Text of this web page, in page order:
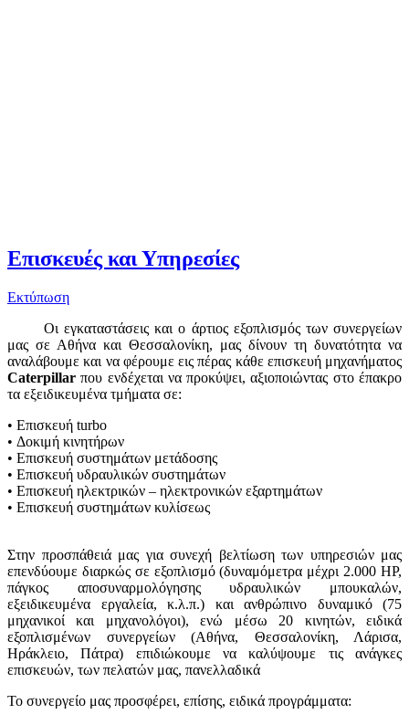
Επισκευές και Υπηρεσίες
Εκτύπωση
Οι εγκαταστάσεις και ο άρτιος εξοπλισμός των συνεργείων
μας σε Αθήνα και Θεσσαλονίκη, μας δίνουν τη δυνατότητα να
αναλάβουμε και να φέρουμε εις πέρας κάθε επισκευή μηχανήματος
Caterpillar που ενδέχεται να προκύψει, αξιοποιώντας στο έπακρο
τα εξειδικευμένα τμήματα σε:
• Επισκευή turbo
• Δοκιμή κινητήρων
• Επισκευή συστημάτων μετάδοσης
• Επισκευή υδραυλικών συστημάτων
• Επισκευή ηλεκτρικών – ηλεκτρονικών εξαρτημάτων
• Επισκευή συστημάτων κυλίσεως
Στην προσπάθειά μας για συνεχή βελτίωση των υπηρεσιών μας
επενδύουμε διαρκώς σε εξοπλισμό (δυναμόμετρα μέχρι 2.000 HP,
πάγκος αποσυναρμολόγησης υδραυλικών μπουκαλών,
εξειδικευμένα εργαλεία, κ.λ.π.) και ανθρώπινο δυναμικό (75
μηχανικοί και μηχανολόγοι), ενώ μέσω 20 κινητών, ειδικά
εξοπλισμένων συνεργείων (Αθήνα, Θεσσαλονίκη, Λάρισα,
Ηράκλειο, Πάτρα) επιδιώκουμε να καλύψουμε τις ανάγκες
επισκευών, των πελατών μας, πανελλαδικά
Το συνεργείο μας προσφέρει, επίσης, ειδικά προγράμματα: